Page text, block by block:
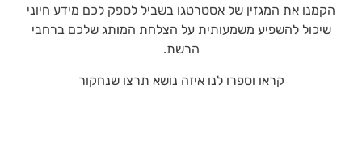
הקמנו את המגזין של אסטרטגו בשביל לספק לכם מידע חיוני
שיכול להשפיע משמעותית על הצלחת המותג שלכם ברחבי
הרשת.
קראו וספרו לנו איזה נושא תרצו שנחקור